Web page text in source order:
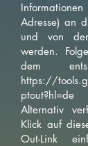
Adresse) an
und von
werden.
dem
https://
ptout?hl=de
Alternativ
Klick auf
Out-Link